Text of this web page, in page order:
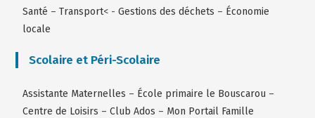
Santé –Transport< -Gestions des déchets – Économie
locale
Scolaire et Péri-Scolaire
Assistante Maternelles – École primaire le Bouscarou –
Centre de Loisirs –Club Ados – Mon Portail Famille